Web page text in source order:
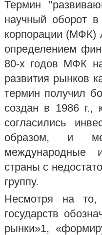
Термин
научный оборот
корпорации (МФК)
определением
80-х годов МФК
развития рынков
термин получил
создан в 1986 г.,
согласились
образом, и
международные
страны с
группу.
Несмотря на то,
государств
рынки»1,